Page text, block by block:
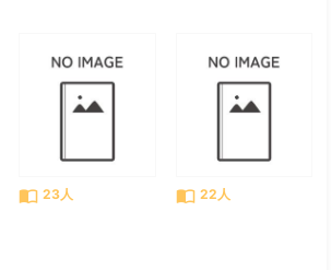
import_contacts 23人 import_contacts 22人